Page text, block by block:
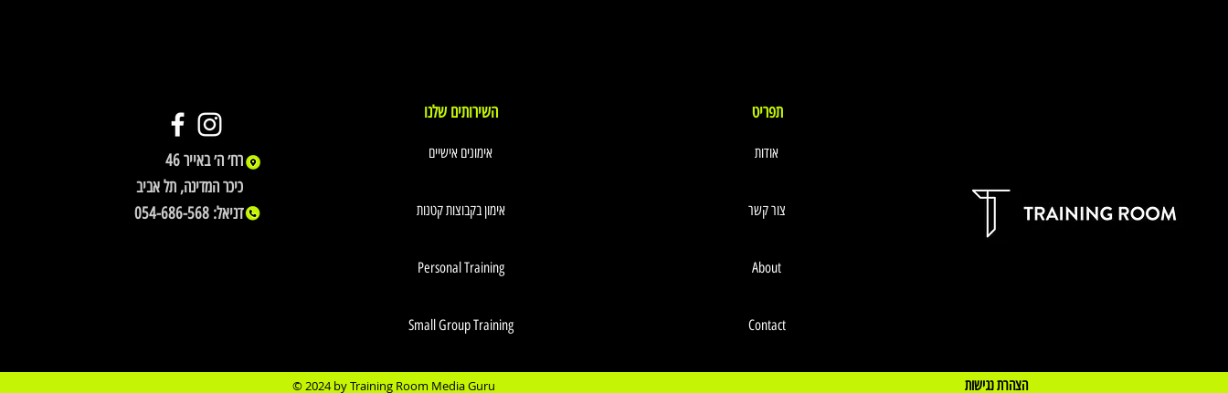
רח׳ ה׳ באייר46
כיכר המדינה, תל אביב
דניאל: 054-686-568
השירותים שלנו
אימונים אישיים
אימון בקבוצות קטנות
Personal Training
Small Group Training
תפריט
אודות
צור קשר
About
Contact
© 2024 by Training Room Media Guru הצהרת נגישות